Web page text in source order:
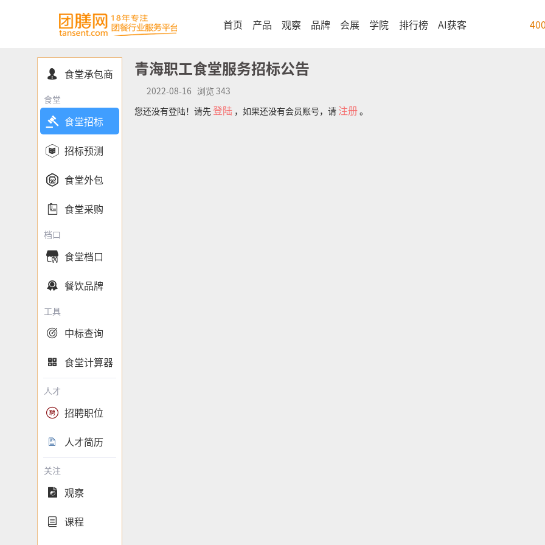
首页 产品 观察 品牌 会展 学院 排行榜 AI获客
 食堂承包商
食堂
 食堂招标
 招标预测
 食堂外包
 食堂采购
档口
 食堂档口
 餐饮品牌
工具
 中标查询
 食堂计算器
人才
 招聘职位
 人才简历
关注
 观察
 课程
青海职工食堂服务招标公告
2022-08-16 浏览 343
您还没有登陆！请先 登陆，如果还没有会员账号，请 注册。